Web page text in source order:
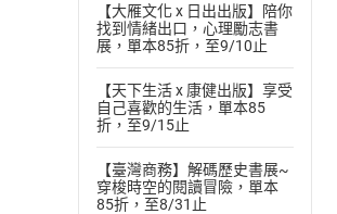
【大雁文化 x 日出出版】陪你
找到情緒出口，心理勵志書
展，單本85折，至9/10止
【天下生活 x 康健出版】享受
自己喜歡的生活，單本85
折，至9/15止
【臺灣商務】解碼歷史書展~
穿梭時空的閱讀冒險，單本
85折，至8/31止